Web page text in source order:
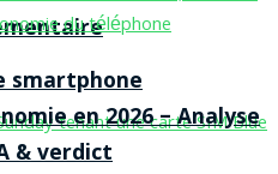
smartphone
en 2026 – Analyse
& verdict